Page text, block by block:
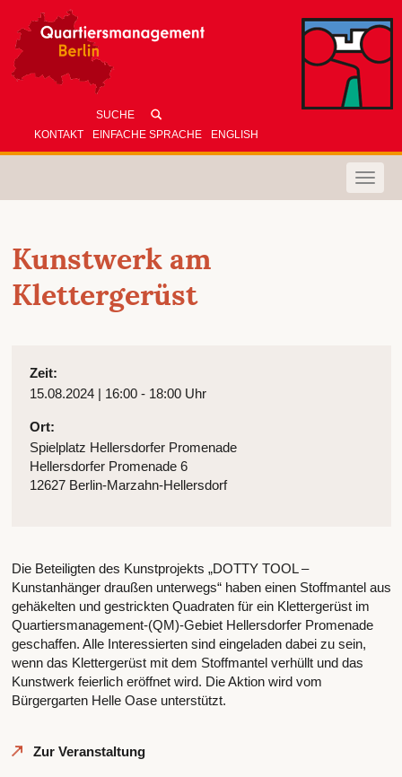
KONTAKT EINFACHE SPRACHE ENGLISH
Toggle
Kunstwerk am
Klettergerüst
Zeit:
15.08.2024 | 16:00 - 18:00 Uhr
Ort:
Spielplatz Hellersdorfer Promenade
Hellersdorfer Promenade 6
12627 Berlin-Marzahn-Hellersdorf
Die Beteiligten des Kunstprojekts „DOTTY TOOL –
Kunstanhänger draußen unterwegs“ haben einen Stoffmantel aus
gehäkelten und gestrickten Quadraten für ein Klettergerüst im
Quartiersmanagement-(QM)-Gebiet Hellersdorfer Promenade
geschaffen. Alle Interessierten sind eingeladen dabei zu sein,
wenn das Klettergerüst mit dem Stoffmantel verhüllt und das
Kunstwerk feierlich eröffnet wird. Die Aktion wird vom
Bürgergarten Helle Oase unterstützt.
Zur Veranstaltung